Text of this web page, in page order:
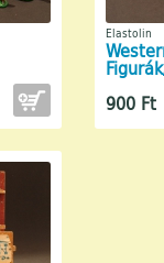
DDR (2)
Modulok
Villanymozdony (8)
Elastolin
900 Ft